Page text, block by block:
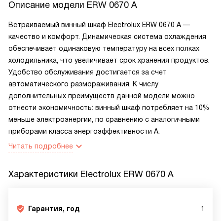
Описание модели ERW 0670 A
Встраиваемый винный шкаф Electrolux ERW 0670 A —
качество и комфорт. Динамическая система охлаждения
обеспечивает одинаковую температуру на всех полках
холодильника, что увеличивает срок хранения продуктов.
Удобство обслуживания достигается за счет
автоматического размораживания. К числу
дополнительных преимуществ данной модели можно
отнести экономичность: винный шкаф потребляет на 10%
меньше электроэнергии, по сравнению с аналогичными
приборами класса энергоэффективности А.
Читать подробнее
Характеристики Electrolux ERW 0670 A
Гарантия, год 1